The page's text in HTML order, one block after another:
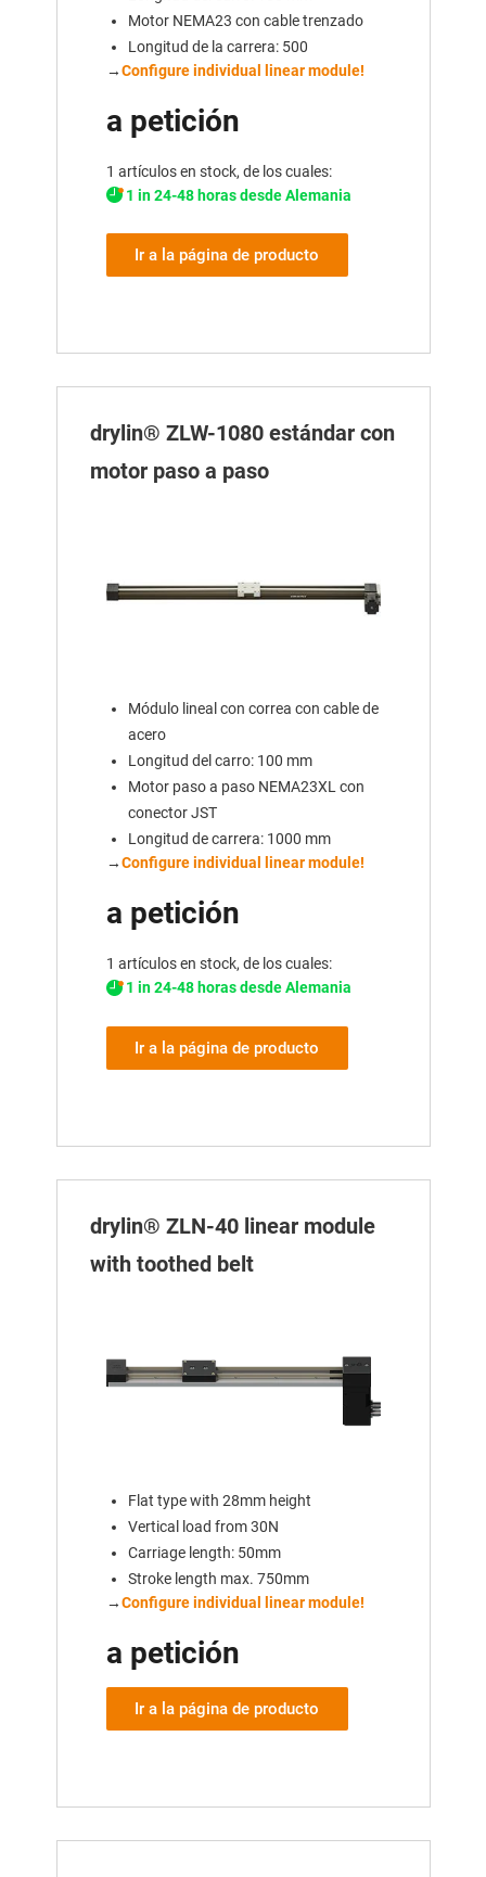
Motor NEMA23 con cable trenzado
Longitud de la carrera: 500
→Configure individual linear module!
a petición
1 artículos en stock, de los cuales:
1 in 24-48 horas desde Alemania
Ir a la página de producto
drylin® ZLW-1080 estándar con
motor paso a paso
Módulo lineal con correa con cable de
acero
Longitud del carro: 100 mm
Motor paso a paso NEMA23XL con
conector JST
Longitud de carrera: 1000 mm
→Configure individual linear module!
a petición
1 artículos en stock, de los cuales:
1 in 24-48 horas desde Alemania
Ir a la página de producto
drylin® ZLN-40 linear module
with toothed belt
Flat type with 28mm height
Vertical load from 30N
Carriage length: 50mm
Stroke length max. 750mm
→Configure individual linear module!
a petición
Ir a la página de producto